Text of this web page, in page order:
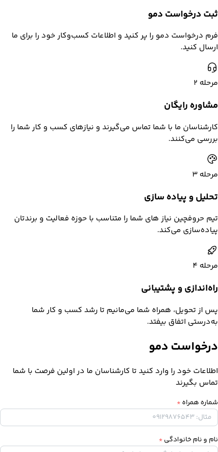
ثبت درخواست دمو
فرم درخواست دمو را پر کنید و اطلاعات کسب‌وکار خود را برای ما
ارسال کنید.
مرحله 2
مشاوره رایگان
کارشناسان ما با شما تماس می‌گیرند و نیازهای کسب و کار شما را
بررسی می‌کنند.
مرحله 3
تحلیل و پیاده سازی
تیم حروفچین نیاز های شما را متناسب با حوزه فعالیت و برندتان
پیاده‌سازی می‌کند.
مرحله 4
راه‌اندازی و پشتیبانی
پس از تحویل، همراه شما می‌مانیم تا رشد کسب و کار شما
به‌درستی اتفاق بیفتد.
درخواست دمو
اطلاعات خود را وارد کنید تا کارشناسان ما در اولین فرصت با شما
تماس بگیرند
شماره همراه *
نام و نام خانوادگی *